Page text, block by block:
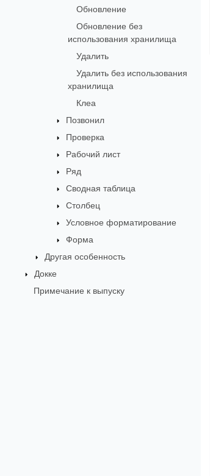
Обновление
Обновление без
использования хранилища
Удалить
Удалить без использования
хранилища
Клеа
Позвонил
Проверка
Рабочий лист
Ряд
Сводная таблица
Столбец
Условное форматирование
Форма
Другая особенность
Докке
Примечание к выпуску